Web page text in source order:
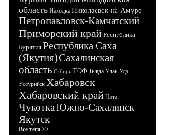
область Находка Николаевск-на-Амуре
Петропавловск-Камчатский
Приморский край Республика
Бурятия Республика Саха
(Якутия)Сахалинская
область Сибирь ТОФ Тында Улан-Удэ
Уссурийск Хабаровск
Хабаровский край Чита
ЧукоткаЮжно-Сахалинск
Якутск
Все теги >>